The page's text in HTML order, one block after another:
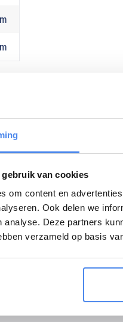
gebruik van cookies
om content en
Ook delen we
analyse. Deze partners
verzameld op basis
grote hoeveelheid
gewicht van
en
bindpunten,
oprijklep, zijdeur,